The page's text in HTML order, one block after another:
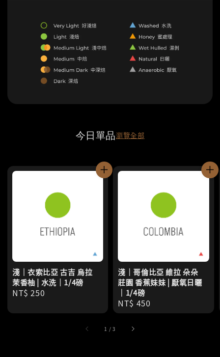
今日單品瀏覽全部
淺｜衣索比亞 古吉 烏拉
茉香柚 | 水洗｜1/4磅
Regular
NT$ 250
淺｜哥倫比亞 維拉 朵朵
莊園 香蕉妹妹 | 厭氧日曬
｜1/4磅
Regular
price
NT$ 450
1 /3